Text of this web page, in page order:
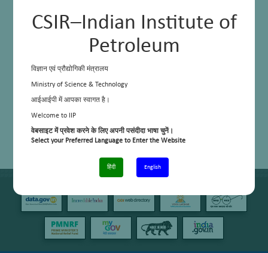
CSIR–Indian Institute of
Petroleum
विज्ञान एवं प्रौद्योगिकी मंत्रालय
Ministry of Science & Technology
आईआईपी में आपका स्वागत है।
Welcome to IIP
वेबसाइट में प्रवेश करने के लिए अपनी पसंदीदा भाषा चुनें।
Select your Preferred Language to Enter the Website
हिंदी English